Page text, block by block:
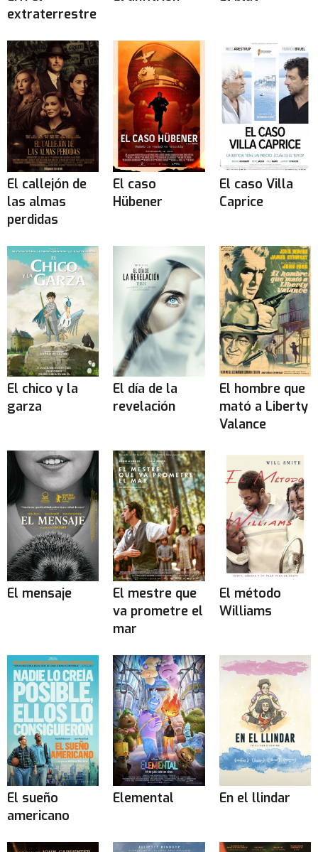
extraterrestre
El callejón de
las almas
perdidas
El caso
Hübener
El caso Villa
Caprice
El chico y la
garza
El día de la
revelación
El hombre que
mató a Liberty
Valance
El mensaje
El mestre que
va prometre el
mar
El método
Williams
El sueño
americano
Elemental En el llindar